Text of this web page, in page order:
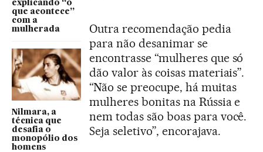
explicando “o
que acontece”
com a
mulherada
Nilmara, a
técnica que
desafia o
monopólio dos
homens
Outra recomendação pedia
para não desanimar se
encontrasse “mulheres que só
dão valor às coisas materiais”.
“Não se preocupe, há muitas
mulheres bonitas na Rússia e
nem todas são boas para você.
Seja seletivo”, encorajava.